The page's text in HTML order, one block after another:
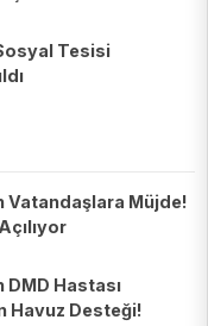
Tesisi
Müjde!
Hastası
Havuz Desteği!